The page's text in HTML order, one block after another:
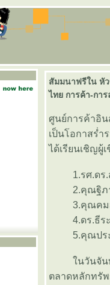
สัมมนาฟรีใน หัว
ไทย การค้า-กา
ศูนย์การค้าอิน
เป็นโอกาสร่ำ
ได้เรียนเชิญผู้
1.รศ.ดร.สม
2.คุณฐิภา น
3.คุณคมสร
4.ดร.ธีระช
5.คุณประชัย
นวันจันทร์ ที่
ตลาดหลักทรั